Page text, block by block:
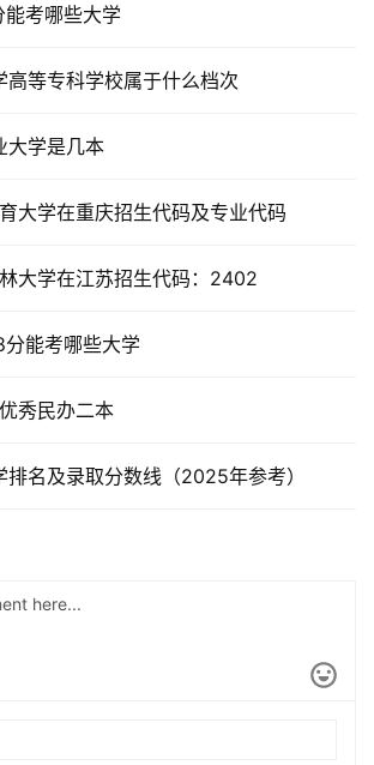
考哪些大学
高等专科学校属于什么档次
大学是几本
大学在重庆招生代码及专业代码
大学在江苏招生代码：2402
能考哪些大学
秀民办二本
排名及录取分数线（2025年参考）